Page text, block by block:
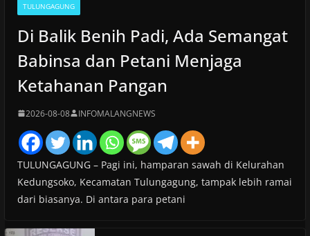
TULUNGAGUNG
Di Balik Benih Padi, Ada Semangat
Babinsa dan Petani Menjaga
Ketahanan Pangan
2026-08-08 INFOMALANGNEWS
TULUNGAGUNG – Pagi ini, hamparan sawah di Kelurahan
Kedungsoko, Kecamatan Tulungagung, tampak lebih ramai
dari biasanya. Di antara para petani